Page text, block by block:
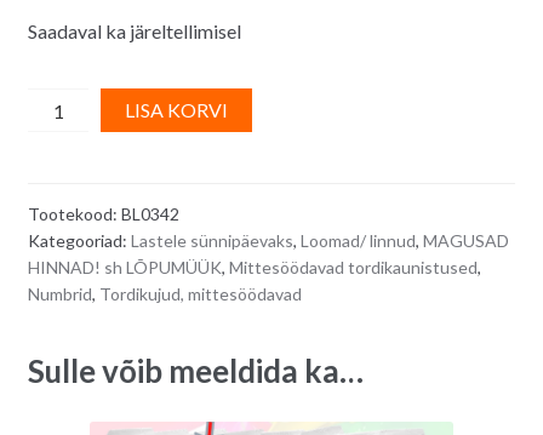
Saadaval ka järeltellimisel
suhkrudekoor
number
4
halli
mõõdud
LISA KORVI
a
Tootekood: BL0342
Kategooriad: Lastele sünnipäevaks, Loomad/ linnud, MAGUSAD
HINNAD! sh LÕPUMÜÜK, Mittesöödavad tordikaunistused,
Numbrid, Tordikujud, mittesöödavad
Sulle võib meeldida ka…